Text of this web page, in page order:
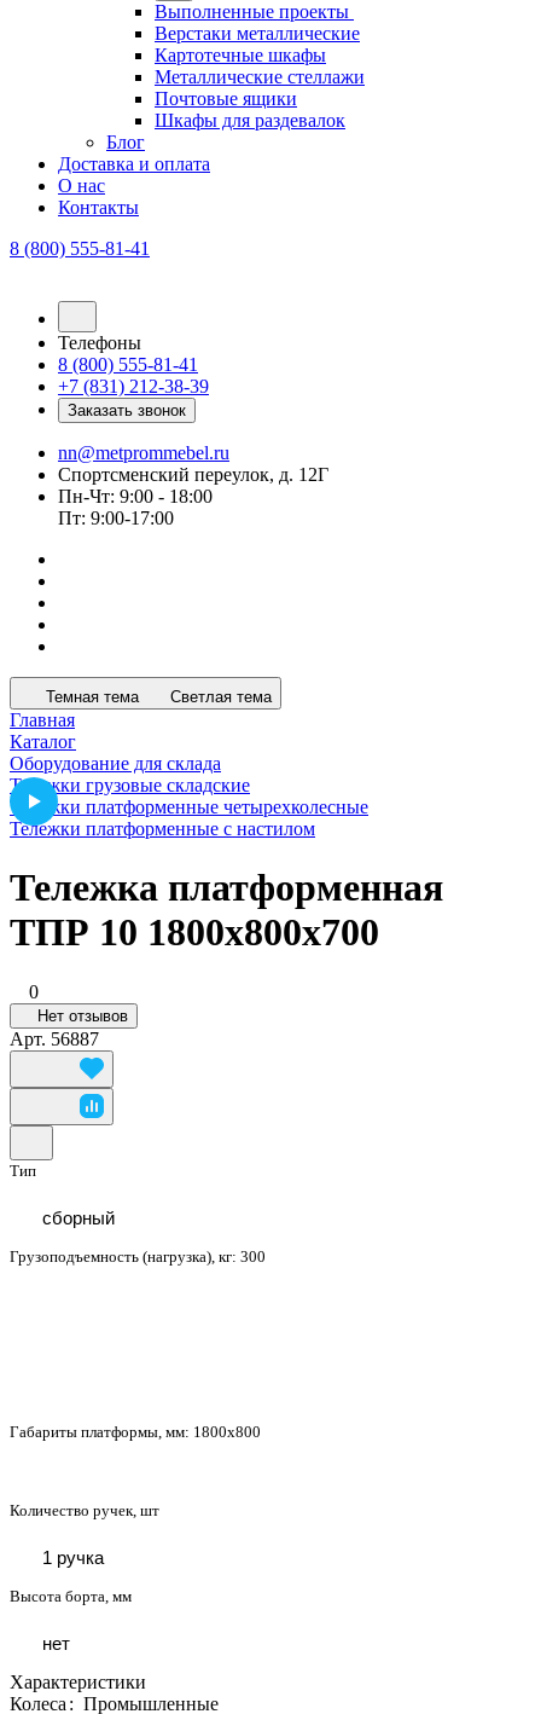
Выполненные проекты
Верстаки металлические
Картотечные шкафы
Металлические стеллажи
Почтовые ящики
Шкафы для раздевалок
Блог
Доставка и оплата
О нас
Контакты
8 (800) 555-81-41
Телефоны
8 (800) 555-81-41
+7 (831) 212-38-39
Заказать звонок
nn@metprommebel.ru
Спортсменский переулок, д. 12Г
Пн-Чт: 9:00 - 18:00
Пт: 9:00-17:00
Темная тема Светлая тема
Главная
Каталог
Оборудование для склада
Тележки грузовые складские
Тележки платформенные четырехколесные
Тележки платформенные с настилом
Тележка платформенная
ТПР 10 1800x800x700
0
Нет отзывов
Арт. 56887
Тип
сборный
Грузоподъемность (нагрузка), кг: 300
Габариты платформы, мм: 1800x800
Количество ручек, шт
1 ручка
Высота борта, мм
нет
Характеристики
Колеса : Промышленные